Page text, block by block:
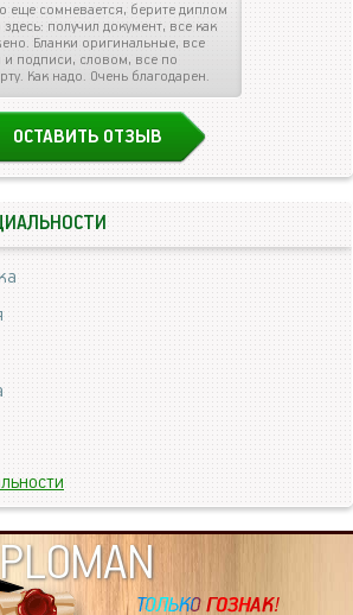
еще сомневается, берите диплом
здесь: получил документ, все как
Бланки оригинальные, все
и подписи, словом, все по
Как надо. Очень благодарен.
ОСТАВИТЬ ОТЗЫВ